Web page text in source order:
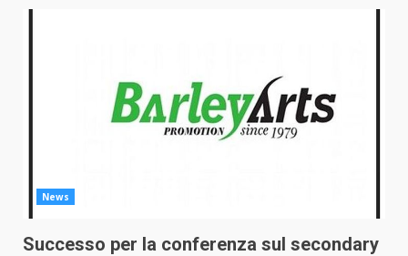
News
Successo per la conferenza sul secondary